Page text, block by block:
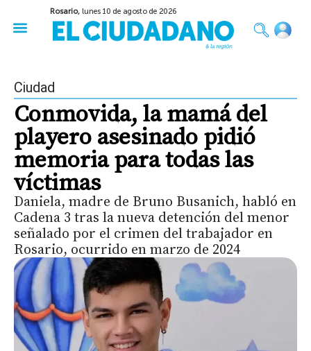
Rosario,lunes 10 de agosto de 2026
Ciudad
Conmovida, la mamá del
playero asesinado pidió
memoria para todas las
víctimas
Daniela, madre de Bruno Busanich, habló en
Cadena 3 tras la nueva detención del menor
señalado por el crimen del trabajador en
Rosario, ocurrido en marzo de 2024